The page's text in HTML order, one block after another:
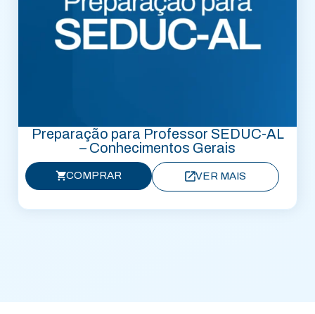
Preparação para Professor SEDUC-AL
– Conhecimentos Gerais
COMPRAR VER MAIS